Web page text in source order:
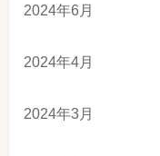
2024年6月
2024年4月
2024年3月